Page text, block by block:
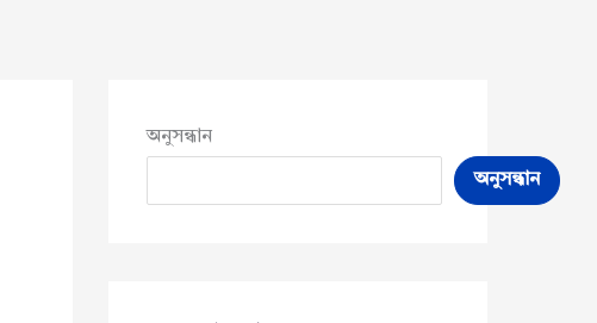
অনুসন্ধান
অনুসন্ধান